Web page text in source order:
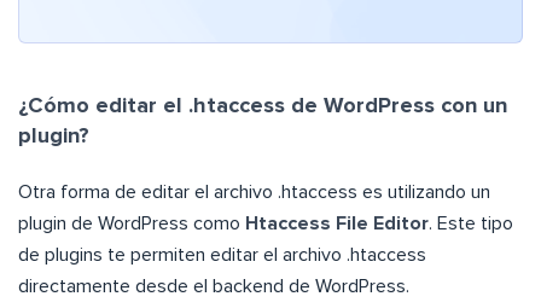
¿Cómo editar el .htaccess de WordPress con un
plugin?
Otra forma de editar el archivo .htaccess es utilizando un
plugin de WordPress como Htaccess File Editor. Este tipo
de plugins te permiten editar el archivo .htaccess
directamente desde el backend de WordPress.